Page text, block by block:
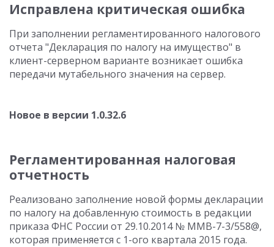
Исправлена критическая ошибка
При заполнении регламентированного налогового
отчета "Декларация по налогу на имущество" в
клиент-серверном варианте возникает ошибка
передачи мутабельного значения на сервер.
Новое в версии 1.0.32.6
Регламентированная налоговая
отчетность
Реализовано заполнение новой формы декларации
по налогу на добавленную стоимость в редакции
приказа ФНС России от 29.10.2014 № ММВ-7-3/558@,
которая применяется с 1-ого квартала 2015 года.